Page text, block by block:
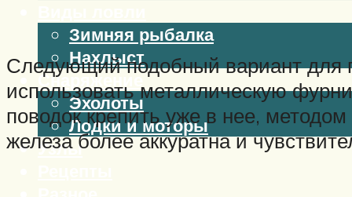
Зимняя рыбалка
Нахлыст
Снаряжение
Эхолоты
Лодки и моторы
Узлы
Следующий подобный вариант для
использовать металлическую
поводок крепить уже в нее,
железа более аккуратна и